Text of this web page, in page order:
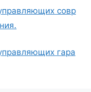
совр
гара